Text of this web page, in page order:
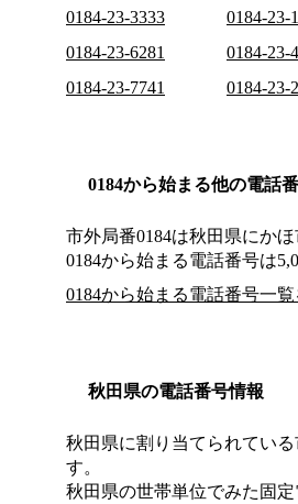
0184-23-3333
0184-23-
0184-23-6281
0184-23-
0184-23-7741
0184-23-
0184から始まる他の電話
市外局番0184は秋田県にか
0184から始まる電話番号は
0184から始まる電話番号一覧
秋田県の電話番号情報
秋田県に割り当てられている
す。
秋田県の世帯単位でみた固